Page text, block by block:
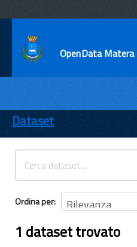
OpenData Matera
ENTI
TEMI
INFORMAZIONI
Dataset
Ordina per
1 dataset trovato